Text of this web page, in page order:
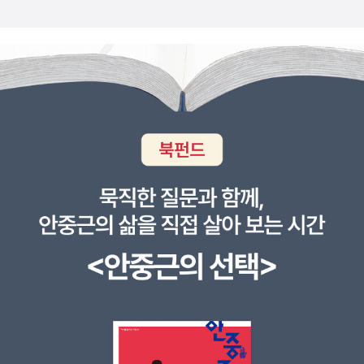
판사 편집부 엮음 / 삼성출판사 / 2014년 11월 크리스마스 하나
로 선물 세트꿈꾸는달팽이 편집부 구성 / 꿈꾸는달팽이(꿈달) / 201
4년 11월 크리스마스 꾸미기 놀이엠마누엘 테이라스 그림 / 키득
키득 / 2014년 12월 크리스마스 만다라 스티커 수세기 책이지정
기획.구성, 최혜인 그림 / 루덴스 / 2014년 11월 상상왕 맘껏 붙이
릭) / 2014년 4월 Let's Decorate the Christmas Tree: An I
nteractive Sticker and Pop-Up Book (Hardcover)Gretchen
Christmas Sticker Activities [With Sticker(s)] (Paperback)
ry U.S.A. Children's Books / 2014년 9월 Maisy's Christm
as Sticker Book (Paperback)Cousins, Lucy / Candlewick P
공리주의는 최대다수의 최대행복을 추구하는 방법으로 교육을 주장
하지만, 그 이면에는 기계를 다루고 활용하는 방법을 익히는 수단으
로서의 교육이다. 인간의 존엄성이 무시된 교육인 것이다.'자,내가 원
데는 사실만이 필요한 거요. 사실 외에는 어떤 것도 심지 말고 사실 이
외의 모든 것을 뽑아버리시오. 사실에 기초할 때만 논리적으로 사고
하는 인간을 만들 수 있는 거요. 학생들에겐 사실 이외의 어떤 것도 하
등의 도움이 되지 못하오. 이것이 내가 내 자식들을 키우는 원칙이고,
이것이 내가 이 학생들을 교육시키는 원칙이오. 사실만을 고수하시
력하는 핍과 자신을 유배시킨 신사들에게 복수하기 위해 핍을 이용하
인지를 보여준다. 그는 핍을 끝까지 아무런 대가없이 사랑해주고 치
료해주는 그의 매형 조이다. 아낌없주는 나무처럼 아무런 조건 없이
hings Are]는 워낙 유명한 모리스 샌닥의 그림책을 원작으로 한 영화
이다. 미국에서는 이미 개봉을 했는데, 한국에서는 혹 싱가포르에서
는 언제 개봉을 하는지 모르겠다.[판타스틱 Mr. 폭스 Fantastic Mr.
Fox]은 [찰리와 초콜릿 공장]으로 유명한 로알드 달의 [멋진 여우씨]
책을 원작으로 한 영화이다.이미 싱가포르에서는 상영중. 아래와 같
이 영화 순위 5위를 달리고 있다. 3. A Christmas Carol4. Mulan
함께 공유할 수 있는 영화가 될 듯 하다.[ 영화랑 원작 동시에 즐겨볼
까?]영화 [뉴문] 나도 보고 싶다.시간여행자의 아내 영화 영화 20
트리버 지음, 안종설 옮김 / 문학수첩 / 2009년 12월2012 윌리엄 글
당 10달러. 할인카드가 있는 것도 같은데 난 잘 모르겠다. 싱가포르에
서 오래 산 한국분들에게 물어봐야 할 듯.조조 상영 시 맛있는 팝콘까